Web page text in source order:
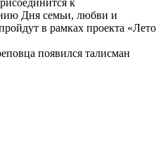
к
Дня семьи, любви и
в рамках проекта «Лето